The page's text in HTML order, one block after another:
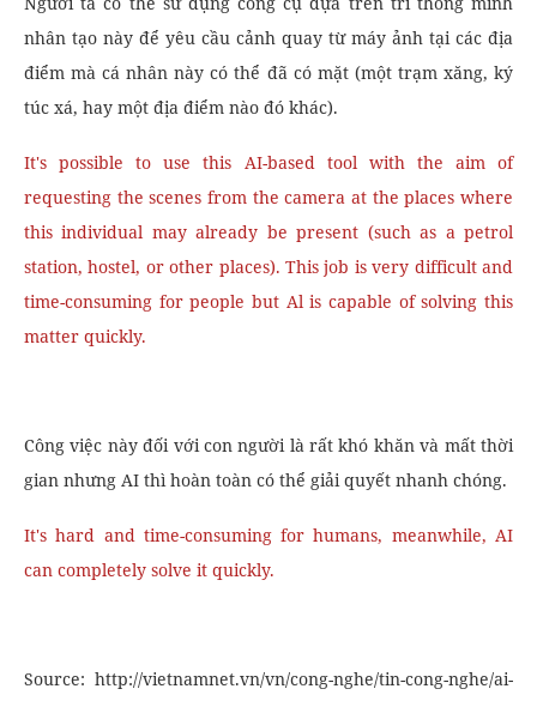
nhân tạo này để yêu cầu cảnh quay từ máy ảnh tại các địa
điểm mà cá nhân này có thể đã có mặt (một trạm xăng, ký
túc xá, hay một địa điểm nào đó khác).
It's possible to use this AI-based tool with the aim of
requesting the scenes from the camera at the places where
this individual may already be present (such as a petrol
station, hostel, or other places). This job is very difficult and
time-consuming for people but Al is capable of solving this
matter quickly.
Công việc này đối với con người là rất khó khăn và mất thời
gian nhưng AI thì hoàn toàn có thể giải quyết nhanh chóng.
It's hard and time-consuming for humans, meanwhile, AI
can completely solve it quickly.
Source: http://vietnamnet.vn/vn/cong-nghe/tin-cong-nghe/ai-